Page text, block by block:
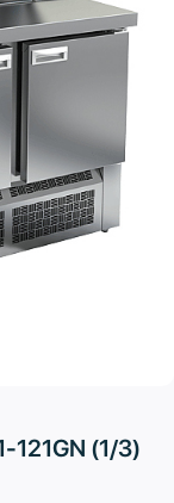
121GN (1/3)